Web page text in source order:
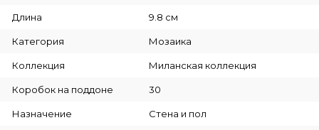
Длина 9.8 см
Категория Мозаика
Коллекция Миланская коллекция
Коробок на поддоне 30
Назначение Стена и пол